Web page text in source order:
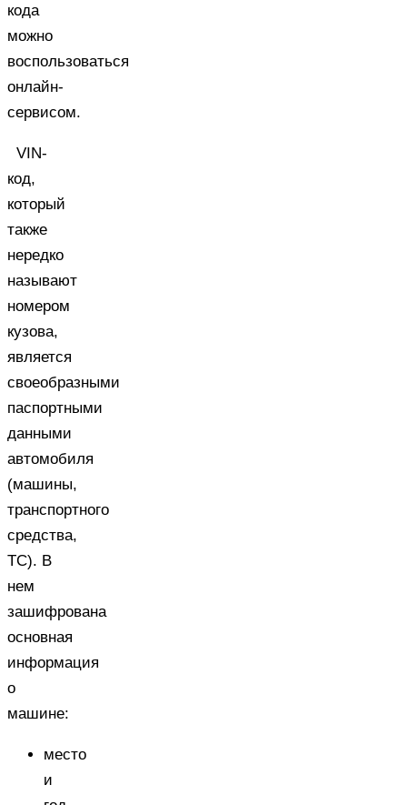
кода
можно
воспользоваться
онлайн-
сервисом.
VIN-
код,
который
также
нередко
называют
номером
кузова,
является
своеобразными
паспортными
данными
автомобиля
(машины,
транспортного
средства,
ТС). В
нем
зашифрована
основная
информация
о
машине:
место
и